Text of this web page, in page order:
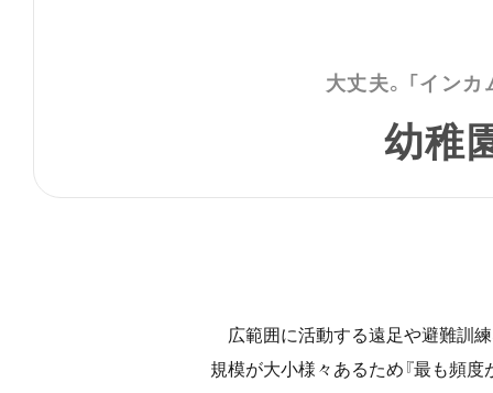
大丈夫。「イン
幼稚
広範囲に活動する遠足や避難訓練
規模が大小様々あるため『最も頻度